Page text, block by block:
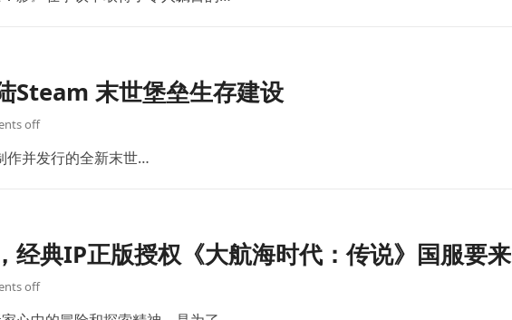
Steam 末世堡垒生存建设
off
作并发行的全新末世…
经典IP正版授权《大航海时代：传说》国服要来
off